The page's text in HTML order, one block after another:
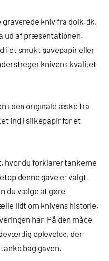
graverede kniv fra dolk.dk,
ud af præsentationen.
i et smukt gavepapir eller
knivens kvalitet
i den originale æske fra
ind i silkepapir for et
hvor du forklarer tankerne
denne gave er valgt.
du vælge at gøre
lidt om knivens historie,
har. På den måde
oplevelse, der
bag gaven.